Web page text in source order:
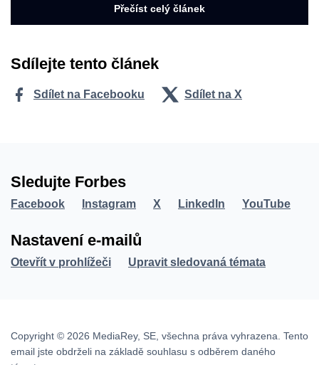
Přečíst celý článek
Sdílejte tento článek
Sdílet na Facebooku Sdílet na X
Sledujte Forbes
Facebook Instagram X LinkedIn YouTube
Nastavení e-mailů
Otevřít v prohlížeči Upravit sledovaná témata
Copyright © 2026 MediaRey, SE, všechna práva vyhrazena. Tento
email jste obdrželi na základě souhlasu s odběrem daného